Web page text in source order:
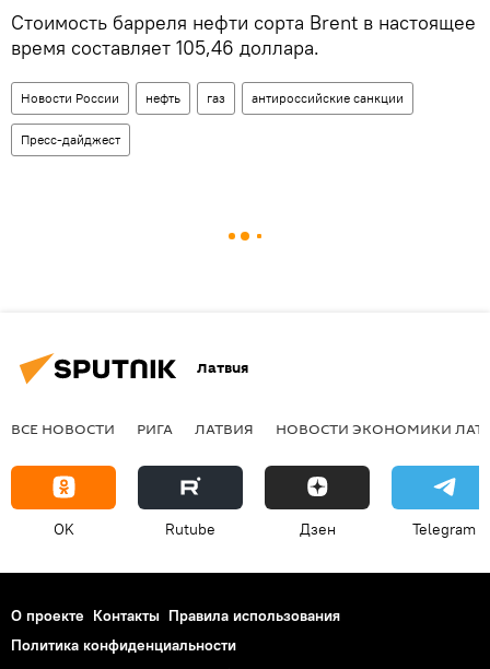
Стоимость барреля нефти сорта Brent в настоящее
время составляет 105,46 доллара.
Новости России нефть газ антироссийские санкции
Пресс-дайджест
Латвия
ВСЕ НОВОСТИ РИГА ЛАТВИЯ НОВОСТИ ЭКОНОМИКИ
OK Rutube Дзен Telegram
О проекте Контакты Правила использования
Политика конфиденциальности